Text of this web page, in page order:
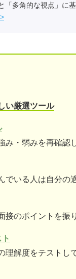
「多角的な視点」に
い厳選ツール
み・弱みを再確認
でいる人は自分の
接のポイントを振
理解度をテストし